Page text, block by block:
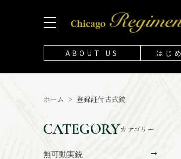
ABOUT US はじ
ホーム > 登録証付古式銃
CATEGORYカテゴリー
無可動実銃